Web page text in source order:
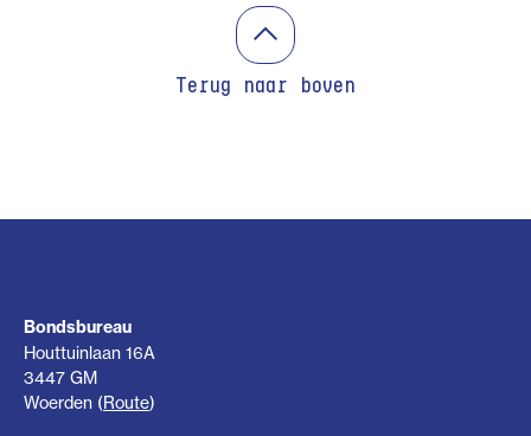
Terug naar boven
Bondsbureau
Houttuinlaan 16A
3447 GM
Woerden (Route)